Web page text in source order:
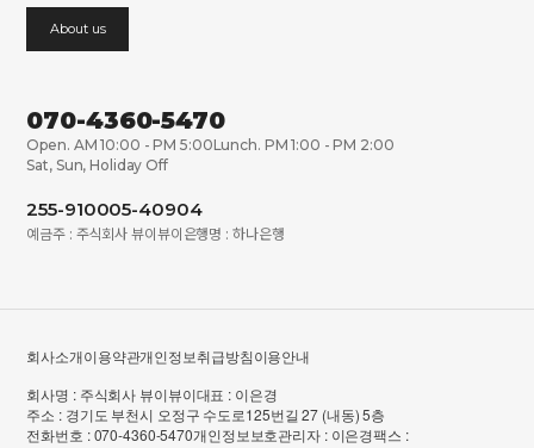
About us
070-4360-5470
Open. AM 10:00 - PM 5:00Lunch. PM 1:00 - PM 2:00
Sat, Sun, Holiday Off
255-910005-40904
예금주 : 주식회사 뷰이뷰이은행명 : 하나은행
회사소개이용약관개인정보취급방침이용안내
회사명 : 주식회사 뷰이뷰이대표 : 이은경
주소 : 경기도 부천시 오정구 수도로125번길 27 (내동) 5층
전화번호 : 070-4360-5470개인정보보호관리자 : 이은경팩스 :